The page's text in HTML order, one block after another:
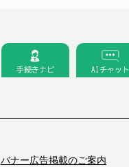
バナー広告掲載のご案内
手続きナビ AIチャット